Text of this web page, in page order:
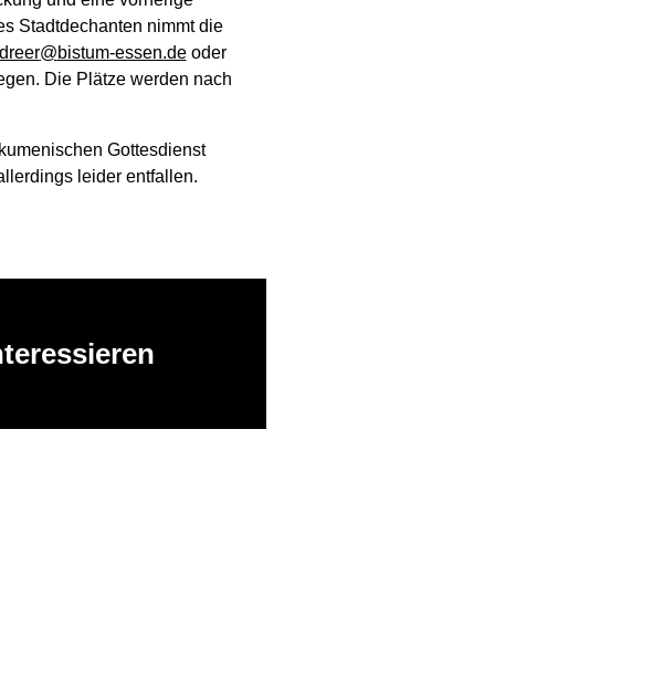
Stadtdechanten nimmt die
@bistum-essen.deoder
Die Plätze werden nach
Gottesdienst
leider entfallen.